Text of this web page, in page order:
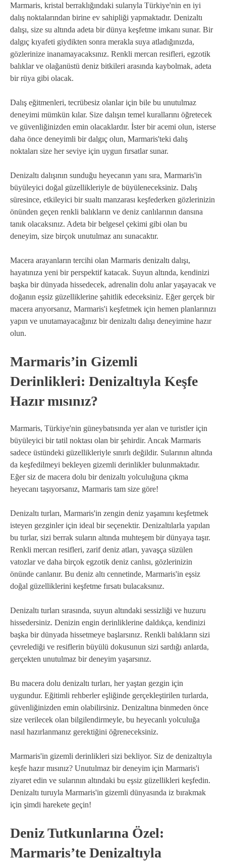
Marmaris, kristal berraklığındaki sularıyla Türkiye'nin en iyi
dalış noktalarından birine ev sahipliği yapmaktadır. Denizaltı
dalışı, size su altında adeta bir dünya keşfetme imkanı sunar. Bir
dalgıç kıyafeti giydikten sonra merakla suya atladığınızda,
gözlerinize inanamayacaksınız. Renkli mercan resifleri, egzotik
balıklar ve olağanüstü deniz bitkileri arasında kaybolmak, adeta
bir rüya gibi olacak.
Dalış eğitmenleri, tecrübesiz olanlar için bile bu unutulmaz
deneyimi mümkün kılar. Size dalışın temel kurallarını öğretecek
ve güvenliğinizden emin olacaklardır. İster bir acemi olun, isterse
daha önce deneyimli bir dalgıç olun, Marmaris'teki dalış
noktaları size her seviye için uygun fırsatlar sunar.
Denizaltı dalışının sunduğu heyecanın yanı sıra, Marmaris'in
büyüleyici doğal güzellikleriyle de büyüleneceksiniz. Dalış
süresince, etkileyici bir sualtı manzarası keşfederken gözlerinizin
önünden geçen renkli balıkların ve deniz canlılarının dansına
tanık olacaksınız. Adeta bir belgesel çekimi gibi olan bu
deneyim, size birçok unutulmaz anı sunacaktır.
Macera arayanların tercihi olan Marmaris denizaltı dalışı,
hayatınıza yeni bir perspektif katacak. Suyun altında, kendinizi
başka bir dünyada hissedecek, adrenalin dolu anlar yaşayacak ve
doğanın eşsiz güzelliklerine şahitlik edeceksiniz. Eğer gerçek bir
macera arıyorsanız, Marmaris'i keşfetmek için hemen planlarınızı
yapın ve unutamayacağınız bir denizaltı dalışı deneyimine hazır
olun.
Marmaris’in Gizemli
Derinlikleri: Denizaltıyla Keşfe
Hazır mısınız?
Marmaris, Türkiye'nin güneybatısında yer alan ve turistler için
büyüleyici bir tatil noktası olan bir şehirdir. Ancak Marmaris
sadece üstündeki güzellikleriyle sınırlı değildir. Sularının altında
da keşfedilmeyi bekleyen gizemli derinlikler bulunmaktadır.
Eğer siz de macera dolu bir denizaltı yolculuğuna çıkma
heyecanı taşıyorsanız, Marmaris tam size göre!
Denizaltı turları, Marmaris'in zengin deniz yaşamını keşfetmek
isteyen gezginler için ideal bir seçenektir. Denizaltılarla yapılan
bu turlar, sizi berrak suların altında muhteşem bir dünyaya taşır.
Renkli mercan resifleri, zarif deniz atları, yavaşça süzülen
vatozlar ve daha birçok egzotik deniz canlısı, gözlerinizin
önünde canlanır. Bu deniz altı cennetinde, Marmaris'in eşsiz
doğal güzelliklerini keşfetme fırsatı bulacaksınız.
Denizaltı turları sırasında, suyun altındaki sessizliği ve huzuru
hissedersiniz. Denizin engin derinliklerine daldıkça, kendinizi
başka bir dünyada hissetmeye başlarsınız. Renkli balıkların sizi
çevrelediği ve resiflerin büyülü dokusunun sizi sardığı anlarda,
gerçekten unutulmaz bir deneyim yaşarsınız.
Bu macera dolu denizaltı turları, her yaştan gezgin için
uygundur. Eğitimli rehberler eşliğinde gerçekleştirilen turlarda,
güvenliğinizden emin olabilirsiniz. Denizaltına binmeden önce
size verilecek olan bilgilendirmeyle, bu heyecanlı yolculuğa
nasıl hazırlanmanız gerektiğini öğreneceksiniz.
Marmaris'in gizemli derinlikleri sizi bekliyor. Siz de denizaltıyla
keşfe hazır mısınız? Unutulmaz bir deneyim için Marmaris'i
ziyaret edin ve sularının altındaki bu eşsiz güzellikleri keşfedin.
Denizaltı turuyla Marmaris'in gizemli dünyasında iz bırakmak
için şimdi harekete geçin!
Deniz Tutkunlarına Özel:
Marmaris’te Denizaltıyla